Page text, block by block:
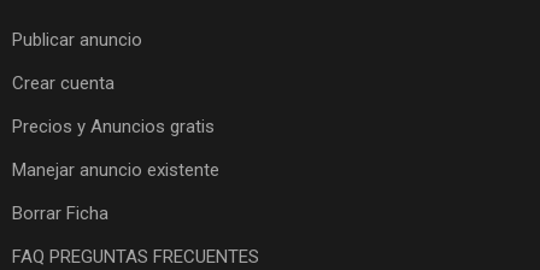
Publicar anuncio
Crear cuenta
Precios y Anuncios gratis
Manejar anuncio existente
Borrar Ficha
FAQ PREGUNTAS FRECUENTES